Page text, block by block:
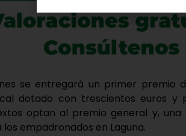
se entregará un primer premio
dotado con trescientos euros y
optan al premio general y,
empadronados en Laguna.